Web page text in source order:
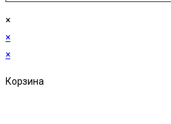
×
×
×
Корзина